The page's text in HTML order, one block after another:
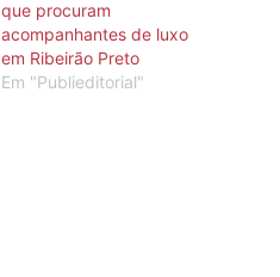
que procuram
acompanhantes de luxo
em Ribeirão Preto
Em "Publieditorial"